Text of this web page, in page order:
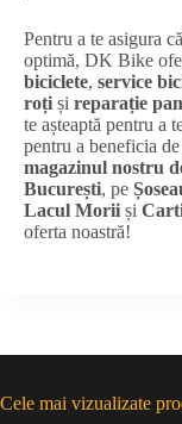
Pentru a te asigura
optimă, DK Bike
biciclete, service
roți și reparație
te așteaptă pentru a
pentru a beneficia
magazinul nostru
București, pe
Lacul Morii și
oferta noastră!
Cele mai vizualizate